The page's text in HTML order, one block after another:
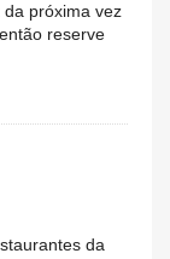
próxima vez
reserve
da